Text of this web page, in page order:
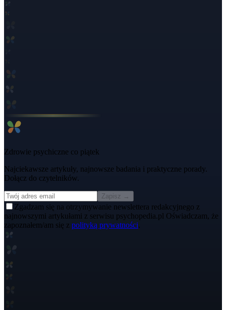
Zdrowie psychiczne co piątek
Najciekawsze artykuły, najnowsze badania i praktyczne porady.
Dołącz do czytelników.
Zapisz →
Zgadzam się na otrzymywanie newslettera redakcyjnego z
najnowszymi artykułami z serwisu psychopedia.pl Oświadczam, że
zapoznałem/am się z polityką prywatności.